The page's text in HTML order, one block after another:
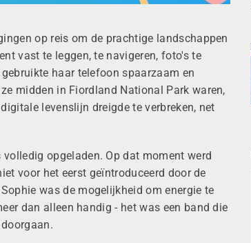
op reis om de prachtige landschappen
vast te leggen, te navigeren, foto's te
haar telefoon spaarzaam en
midden in Fiordland National Park waren,
levenslijn dreigde te verbreken, net
opgeladen. Op dat moment werd
voor het eerst geïntroduceerd door de
was de mogelijkheid om energie te
dan alleen handig - het was een band die